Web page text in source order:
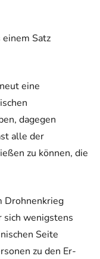
Satz
eine
dagegen
alle der
zu können, die
Drohnenkrieg
sich wenigstens
Seite
zu den Er-